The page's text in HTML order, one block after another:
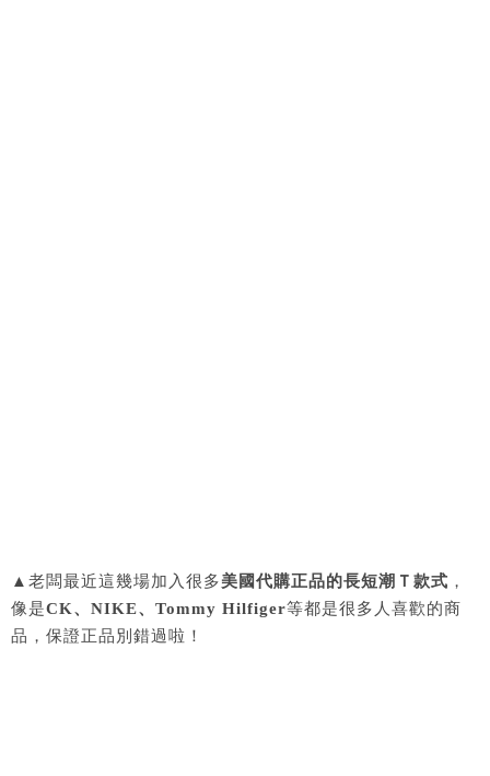
▲老闆最近這幾場加入很多美國代購正品的長短潮Ｔ款式 ，
像是CK、NIKE、Tommy Hilfiger等都是很多人喜歡的商
品，保證正品別錯過啦！